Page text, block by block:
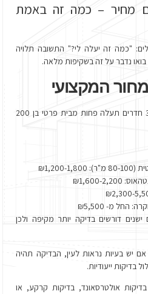
מחיר – כמה זה באמת
"כמה זה יעלה לי?" התשובה תלויה
נדבר על זה בשקיפות מלאה.
המקצועי
דירת 3 חדרים תעלה פחות מבית פרטי בן 200
1,800
2,200
החל מ- ₪5,500
ישנים דורשים בדיקה יותר מקיפה ולכן
אם יש בעיות נראות לעין, הבדיקה תהיה
בדיקות ייעודיות.
בדיקות אולטרסאונד, בדיקות קרקע, או